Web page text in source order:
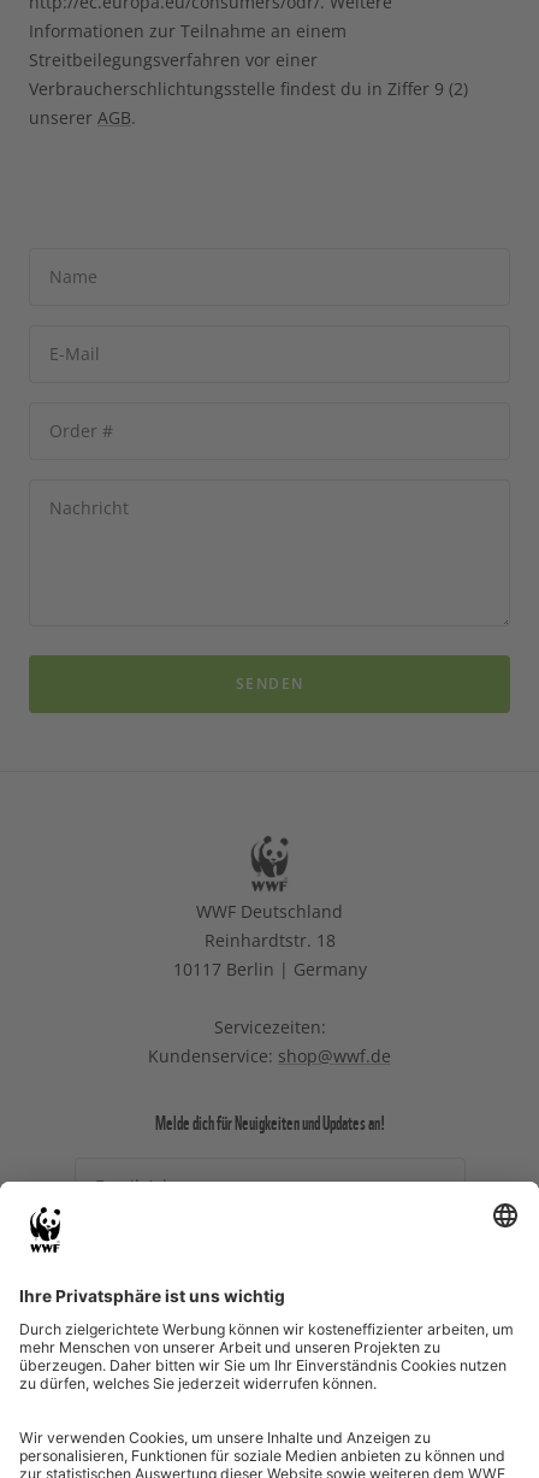
Informationen zur Teilnahme an einem
Streitbeilegungsverfahren vor einer
Verbraucherschlichtungsstelle findest du in Ziffer 9 (2)
unserer AGB.
Name
E-Mail
Order #
Nachricht
SENDEN
WWF Deutschland
Reinhardtstr. 18
10117 Berlin | Germany
Servicezeiten:
Kundenservice: shop@wwf.de
Melde dich für Neuigkeiten und Updates an!
Email-Adresse
Zwecken des (personalisierten) Versands des
Newsletters und des Newsletter-Trackings
verarbeitet werden.